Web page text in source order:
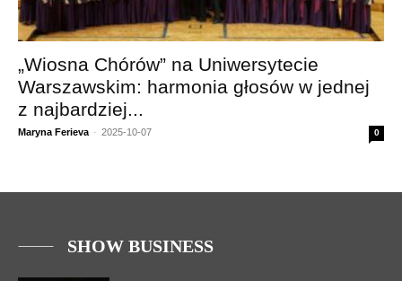
„Wiosna Chórów” na Uniwersytecie
Warszawskim: harmonia głosów w jednej
z najbardziej...
Maryna Ferieva - 2025-10-07 0
SHOW BUSINESS